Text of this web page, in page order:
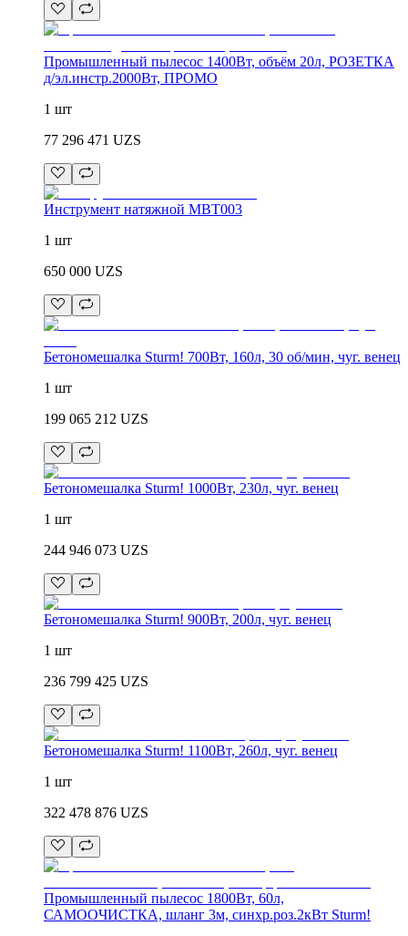
Промышленный пылесос 1400Вт, объём 20л, РОЗЕТКА
д/эл.инстр.2000Вт, ПРОМО
1 шт
77 296 471 UZS
Инструмент натяжной MBT003
1 шт
650 000 UZS
Бетономешалка Sturm! 700Вт, 160л, 30 об/мин, чуг. венец
1 шт
199 065 212 UZS
Бетономешалка Sturm! 1000Вт, 230л, чуг. венец
1 шт
244 946 073 UZS
Бетономешалка Sturm! 900Вт, 200л, чуг. венец
1 шт
236 799 425 UZS
Бетономешалка Sturm! 1100Вт, 260л, чуг. венец
1 шт
322 478 876 UZS
Промышленный пылесос 1800Вт, 60л,
САМООЧИСТКА, шланг 3м, синхр.роз.2кВт Sturm!